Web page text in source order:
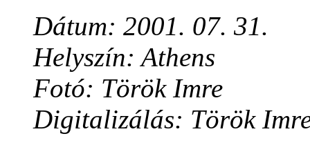
Dátum: 2001. 07. 31.
Helyszín: Athens
Fotó: Török Imre
Digitalizálás: Török